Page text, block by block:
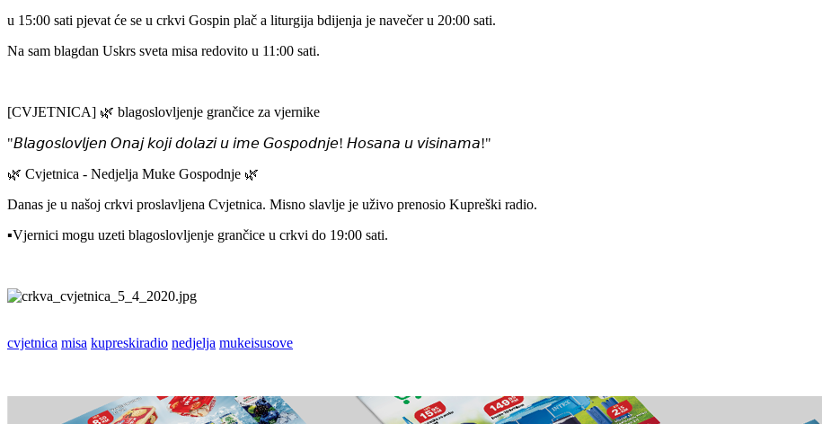
u 15:00 sati pjevat će se u crkvi Gospin plač a liturgija bdijenja je navečer u 20:00 sati.
Na sam blagdan Uskrs sveta misa redovito u 11:00 sati.
[CVJETNICA] 🌿 blagoslovljenje grančice za vjernike
"𝘉𝘭𝘢𝘨𝘰𝘴𝘭𝘰𝘷𝘭𝘫𝘦𝘯 𝘖𝘯𝘢𝘫 𝘬𝘰𝘫𝘪 𝘥𝘰𝘭𝘢𝘻𝘪 𝘶 𝘪𝘮𝘦 𝘎𝘰𝘴𝘱𝘰𝘥𝘯𝘫𝘦! 𝘏𝘰𝘴𝘢𝘯𝘢 𝘶 𝘷𝘪𝘴𝘪𝘯𝘢𝘮𝘢!"
🌿 Cvjetnica - Nedjelja Muke Gospodnje 🌿
Danas je u našoj crkvi proslavljena Cvjetnica. Misno slavlje je uživo prenosio Kupreški radio.
▪️Vjernici mogu uzeti blagoslovljenje grančice u crkvi do 19:00 sati.
cvjetnica misa kupreskiradio nedjelja mukeisusove